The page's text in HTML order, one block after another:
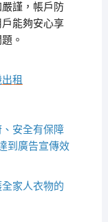
謹，帳戶防
能夠安心享
。
出租
安全有保障
到廣告宣傳效
家人衣物的